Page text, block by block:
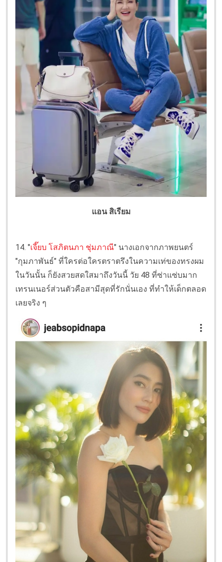
แอน สิเรียม
14. "เจี๊ยบ โสภิตนภา ชุ่มภาณี" นางเอกจากภาพยนตร์
"กุมภาพันธ์" ที่ใครต่อใครตราตรึงในความเท่ของทรงผม
ในวันนั้น ก็ยังสวยสดใสมาถึงวันนี้ วัย 48 ที่ซ่าแซ่บมาก
เทรนเนอร์ส่วนตัวคือสามีสุดที่รักนั่นเอง ที่ทำให้เด็กตลอด
เลยจริง ๆ